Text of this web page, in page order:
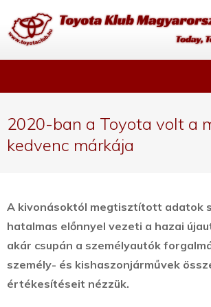
2020-ban a Toyota volt a
kedvenc márkája
A kivonásoktól megtisztított adatok
hatalmas előnnyel vezeti a hazai
akár csupán a személyautók
személy- és kishaszonjárművek
értékesítéseit nézzük.